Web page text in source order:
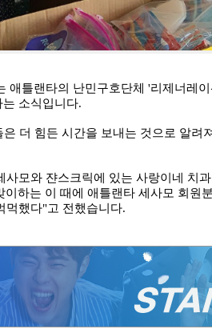
애틀랜타의 난민구호단체 '리제너레이
는 소식입니다.
더 힘든 시간을 보내는 것으로 알려
사모와 쟌스크릭에 있는 사랑이네 치과
이하는 이 때에 애틀랜타 세사모 회원
먹했다"고 전했습니다.